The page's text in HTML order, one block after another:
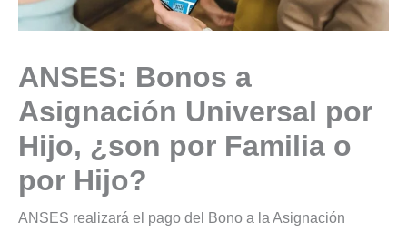
ANSES: Bonos a
Asignación Universal por
Hijo, ¿son por Familia o
por Hijo?
ANSES realizará el pago del Bono a la Asignación